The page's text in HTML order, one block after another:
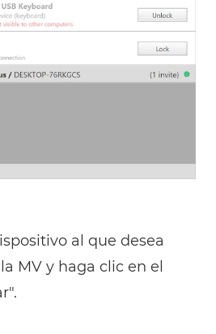
al que desea
MV y haga clic en el